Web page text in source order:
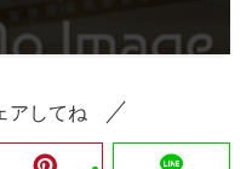
アしてね